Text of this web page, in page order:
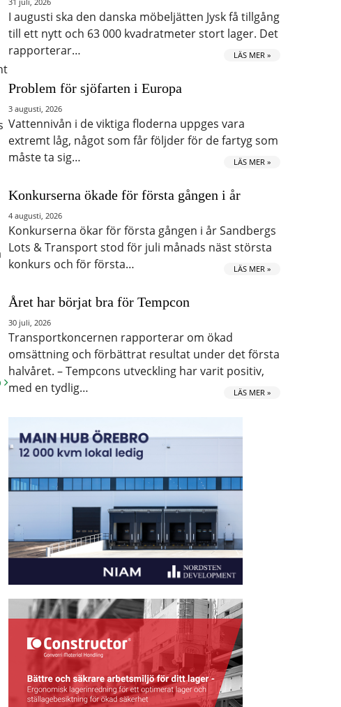
I augusti ska den danska möbeljätten Jysk få tillgång
till ett nytt och 63 000 kvadratmeter stort lager. Det
rapporterar…
LÄS MER »
Problem för sjöfarten i Europa
3 augusti, 2026
Vattennivån i de viktiga floderna uppges vara
extremt låg, något som får följder för de fartyg som
måste ta sig…
LÄS MER »
Konkurserna ökade för första gången i år
4 augusti, 2026
Konkurserna ökar för första gången i år Sandbergs
Lots & Transport stod för juli månads näst största
konkurs och för första…
LÄS MER »
Året har börjat bra för Tempcon
30 juli, 2026
Transportkoncernen rapporterar om ökad
omsättning och förbättrat resultat under det första
halvåret. – Tempcons utveckling har varit positiv,
med en tydlig…
LÄS MER »